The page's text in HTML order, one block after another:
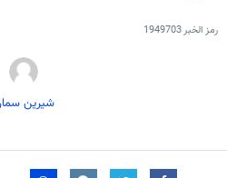
رمز الخبر1949703
شیرین